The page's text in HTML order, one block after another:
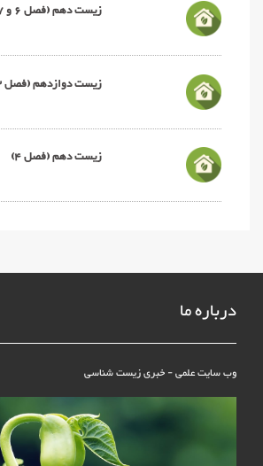
زیست دهم (فصل 6 و 7)
زیست دوازدهم (فصل 3 و 4)
زیست دهم (فصل 4)
درباره ما
وب سایت علمی - خبری زیست شناسی